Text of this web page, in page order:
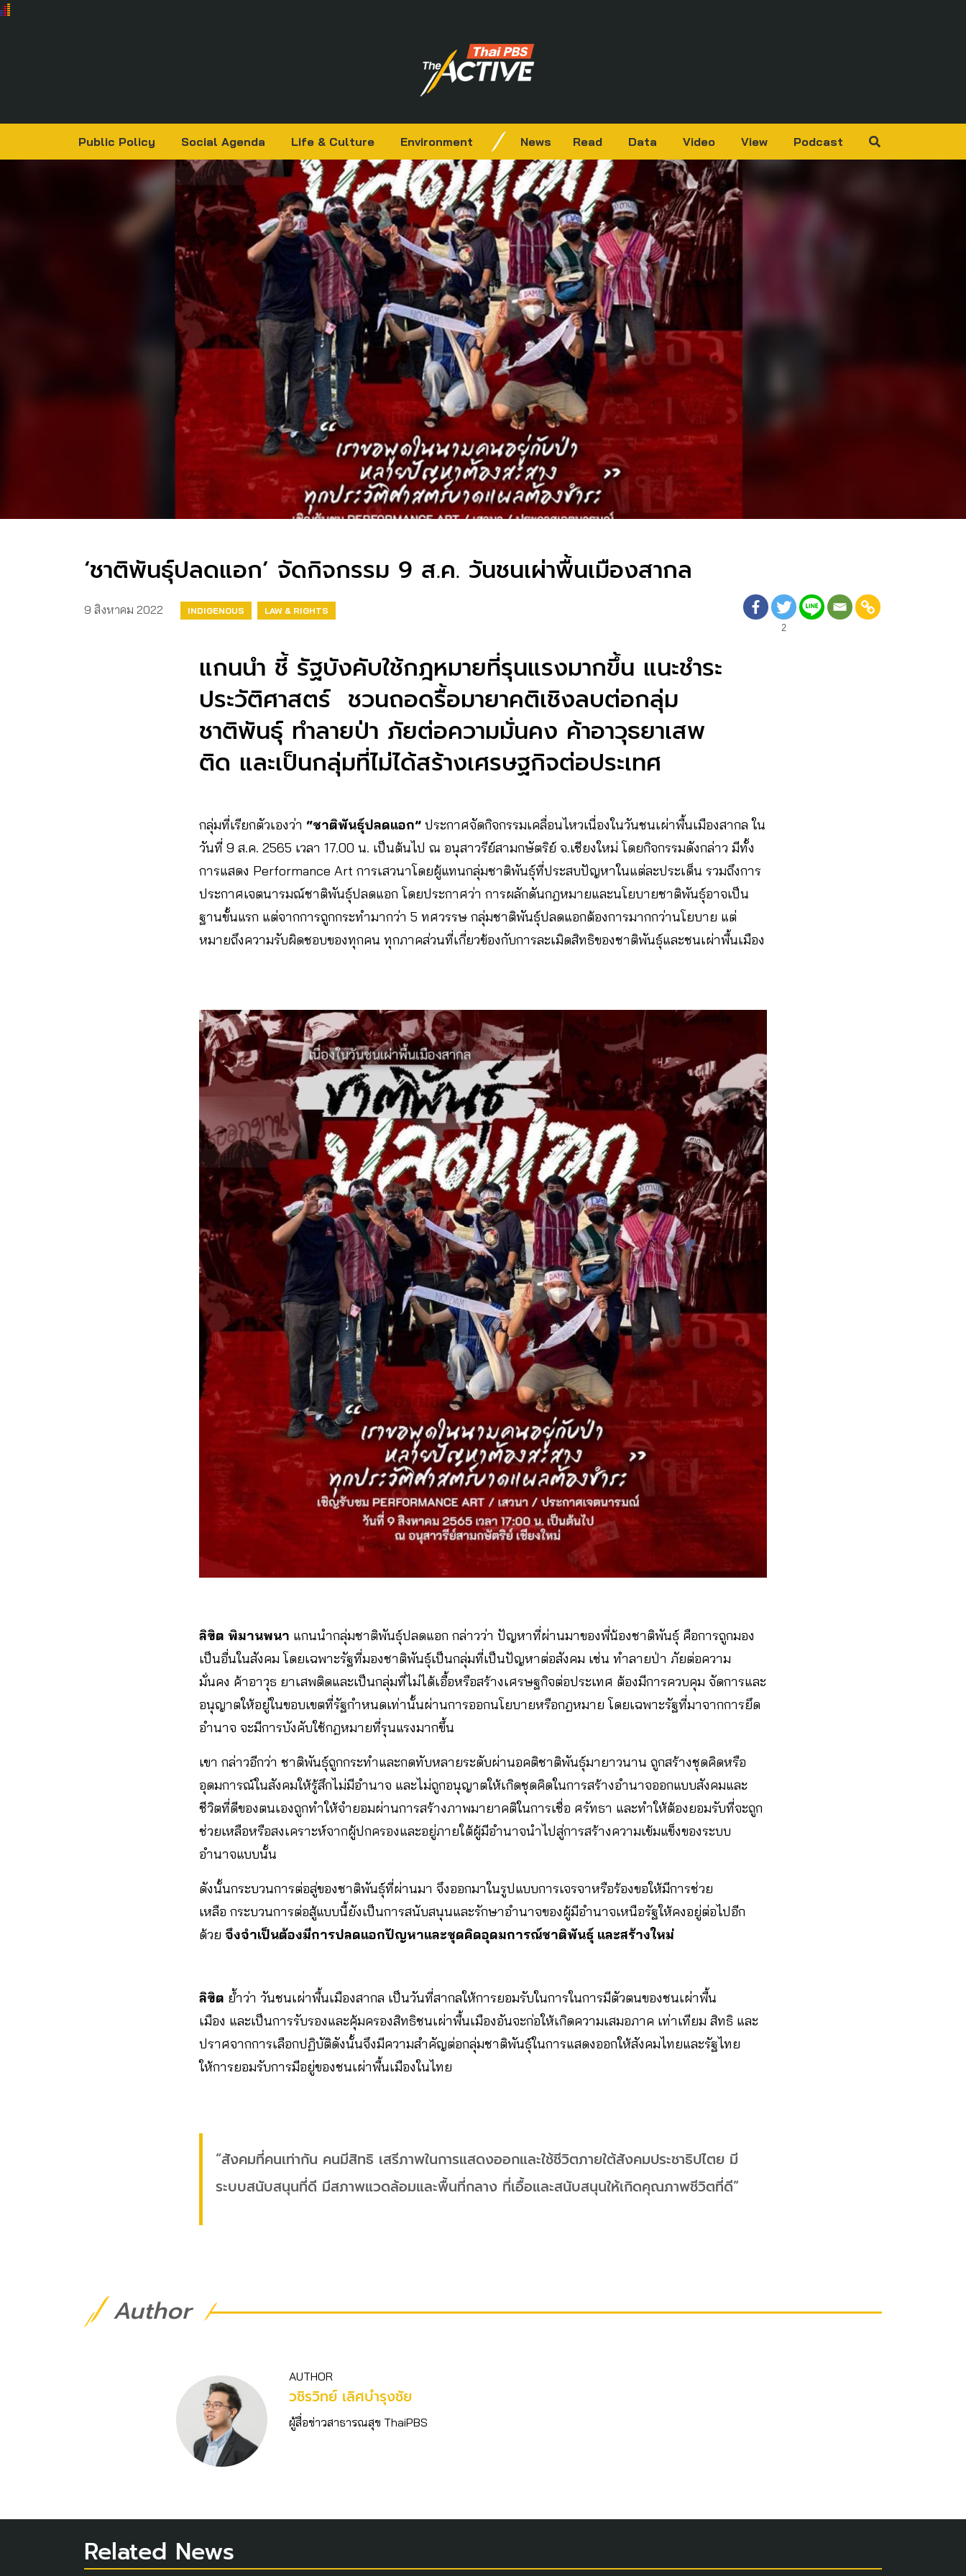
Public Policy Social Agenda Life & Culture Environment News Read Data Video View Podcast
‘ชาติพันธุ์ปลดแอก’ จัดกิจกรรม 9 ส.ค. วันชนเผ่าพื้นเมืองสากล
9 สิงหาคม 2022 INDIGENOUS
LAW & RIGHTS
2
แกนนำ ชี้ รัฐบังคับใช้กฎหมายที่รุนแรงมากขึ้น แนะชำระ
ประวัติศาสตร์ ชวนถอดรื้อมายาคติเชิงลบต่อกลุ่ม
ชาติพันธุ์ ทำลายป่า ภัยต่อความมั่นคง ค้าอาวุธยาเสพ
ติด และเป็นกลุ่มที่ไม่ได้สร้างเศรษฐกิจต่อประเทศ
กลุ่มที่เรียกตัวเองว่า “ชาติพันธุ์ปลดแอก” ประกาศจัดกิจกรรมเคลื่อนไหวเนื่องในวันชนเผ่าพื้นเมืองสากล ใน
วันที่ 9 ส.ค. 2565 เวลา 17.00 น. เป็นต้นไป ณ อนุสาวรีย์สามกษัตริย์ จ.เชียงใหม่ โดยกิจกรรมดังกล่าว มีทั้ง
การแสดง Performance Art การเสวนาโดยผู้แทนกลุ่มชาติพันธุ์ที่ประสบปัญหาในแต่ละประเด็น รวมถึงการ
ประกาศเจตนารมณ์ชาติพันธุ์ปลดแอก โดยประกาศว่า การผลักดันกฎหมายและนโยบายชาติพันธุ์อาจเป็น
ฐานขั้นแรก แต่จากการถูกกระทำมากว่า 5 ทศวรรษ กลุ่มชาติพันธุ์ปลดแอกต้องการมากกว่านโยบาย แต่
หมายถึงความรับผิดชอบของทุกคน ทุกภาคส่วนที่เกี่ยวข้องกับการละเมิดสิทธิของชาติพันธุ์และชนเผ่าพื้นเมือง
ลิขิต พิมานพนา แกนนำกลุ่มชาติพันธุ์ปลดแอก กล่าวว่า ปัญหาที่ผ่านมาของพี่น้องชาติพันธุ์ คือการถูกมอง
เป็นอื่นในสังคม โดยเฉพาะรัฐที่มองชาติพันธุ์เป็นกลุ่มที่เป็นปัญหาต่อสังคม เช่น ทำลายป่า ภัยต่อความ
มั่นคง ค้าอาวุธ ยาเสพติดและเป็นกลุ่มที่ไม่ได้เอื้อหรือสร้างเศรษฐกิจต่อประเทศ ต้องมีการควบคุม จัดการและ
อนุญาตให้อยู่ในขอบเขตที่รัฐกำหนดเท่านั้นผ่านการออกนโยบายหรือกฎหมาย โดยเฉพาะรัฐที่มาจากการยึด
อำนาจ จะมีการบังคับใช้กฎหมายที่รุนแรงมากขึ้น
เขา กล่าวอีกว่า ชาติพันธุ์ถูกกระทำและกดทับหลายระดับผ่านอคติชาติพันธุ์มายาวนาน ถูกสร้างชุดคิดหรือ
อุดมการณ์ในสังคมให้รู้สึกไม่มีอำนาจ และไม่ถูกอนุญาตให้เกิดชุดคิดในการสร้างอำนาจออกแบบสังคมและ
ชีวิตที่ดีของตนเองถูกทำให้จำยอมผ่านการสร้างภาพมายาคติในการเชื่อ ศรัทธา และทำให้ต้องยอมรับที่จะถูก
ช่วยเหลือหรือสงเคราะห์จากผู้ปกครองและอยู่ภายใต้ผู้มีอำนาจนำไปสู่การสร้างความเข้มแข็งของระบบ
อำนาจแบบนั้น
ดังนั้นกระบวนการต่อสู่ของชาติพันธุ์ที่ผ่านมา จึงออกมาในรูปแบบการเจรจาหรือร้องขอให้มีการช่วย
เหลือ กระบวนการต่อสู้แบบนี้ยังเป็นการสนับสนุนและรักษาอำนาจของผู้มีอำนาจเหนือรัฐให้คงอยู่ต่อไปอีก
ด้วย จึงจำเป็นต้องมีการปลดแอกปัญหาและชุดคิดอุดมการณ์ชาติพันธุ์ และสร้างใหม่
ลิขิต ย้ำว่า วันชนเผ่าพื้นเมืองสากล เป็นวันที่สากลให้การยอมรับในการในการมีตัวตนของชนเผ่าพื้น
เมือง และเป็นการรับรองและคุ้มครองสิทธิชนเผ่าพื้นเมืองอันจะก่อให้เกิดความเสมอภาค เท่าเทียม สิทธิ และ
ปราศจากการเลือกปฏิบัติดังนั้นจึงมีความสำคัญต่อกลุ่มชาติพันธุ์ในการแสดงออกให้สังคมไทยและรัฐไทย
ให้การยอมรับการมีอยู่ของชนเผ่าพื้นเมืองในไทย
“สังคมที่คนเท่ากัน คนมีสิทธิ เสรีภาพในการแสดงออกและใช้ชีวิตภายใต้สังคมประชาธิปไตย มี
ระบบสนับสนุนที่ดี มีสภาพแวดล้อมและพื้นที่กลาง ที่เอื้อและสนับสนุนให้เกิดคุณภาพชีวิตที่ดี”
Author
AUTHOR
วชิร​วิทย์​ เลิศบำรุงชัย
ผู้สื่อข่าวสาธารณสุข ThaiPBS
Related News